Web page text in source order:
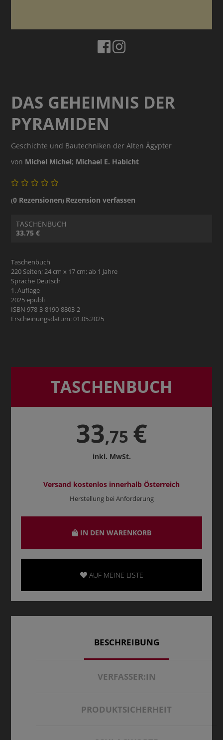
DAS GEHEIMNIS DER
PYRAMIDEN
Geschichte und Bautechniken der Alten Ägypter
von Michel Michel; Michael E. Habicht
(0 Rezensionen) Rezension verfassen
TASCHENBUCH
33.75 €
Taschenbuch
220 Seiten; 24 cm x 17 cm; ab 1 Jahre
Sprache Deutsch
1. Auflage
2025 epubli
ISBN 978-3-8190-8803-2
Erscheinungsdatum: 01.05.2025
TASCHENBUCH
33,75 €
inkl. MwSt.
Versand kostenlos innerhalb Österreich
Herstellung bei Anforderung
IN DEN WARENKORB
AUF MEINE LISTE
BESCHREIBUNG
VERFASSER:IN
PRODUKTSICHERHEIT